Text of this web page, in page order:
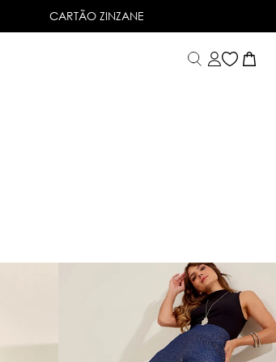
6X SEM JUROSNO CARTÃO DE CRÉDITO
CARTÃO ZINZANE